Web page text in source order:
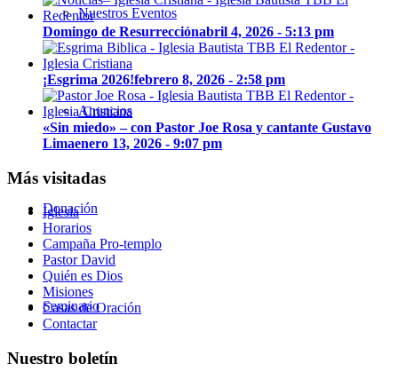
Nuestros Eventos
Anuncios
Donación
Seminario
Domingo de Resurrecciónabril 4, 2026 - 5:13 pm
¡Esgrima 2026!febrero 8, 2026 - 2:58 pm
«Sin miedo» – con Pastor Joe Rosa y cantante Gustavo
Limaenero 13, 2026 - 9:07 pm
Más visitadas
Iglesia
Horarios
Campaña Pro-templo
Pastor David
Quién es Dios
Misiones
Casas de Oración
Contactar
Nuestro boletín